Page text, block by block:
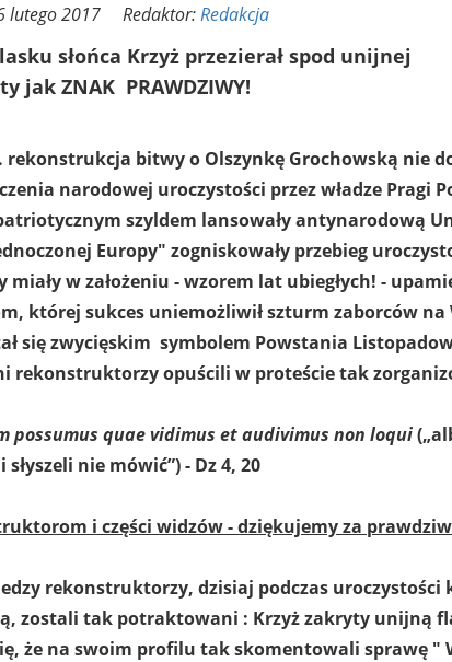
lutego 2017 Redaktor:Redakcja
słońca Krzyż przezierał spod unijnej
jak ZNAK PRAWDZIWY!
rekonstrukcja bitwy o Olszynkę Grochowską nie
narodowej uroczystości przez władze Pragi
szyldem lansowały antynarodową
Europy" zogniskowały przebieg
miały w założeniu - wzorem lat ubiegłych! -
której sukces uniemożliwił szturm zaborców
się zwycięskim symbolem Powstania
rekonstruktorzy opuścili w proteście tak
possumus quae vidimus et audivimus non loqui
nie mówić”) - Dz 4, 20
i części widzów - dziękujemy za
rekonstruktorzy, dzisiaj podczas uroczystości
zostali tak potraktowani : Krzyż zakryty unijną
że na swoim profilu tak skomentowali sprawę "